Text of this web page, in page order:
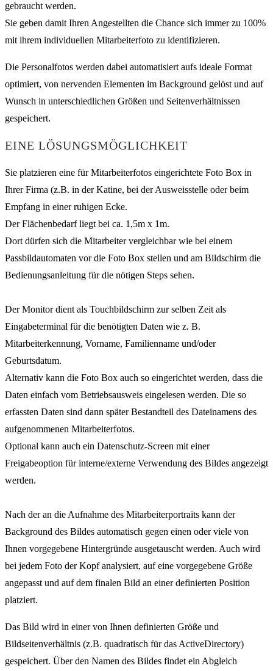
gebraucht werden.
Sie geben damit Ihren Angestellten die Chance sich immer zu 100%
mit ihrem individuellen Mitarbeiterfoto zu identifizieren.
Die Personalfotos werden dabei automatisiert aufs ideale Format
optimiert, von nervenden Elementen im Background gelöst und auf
Wunsch in unterschiedlichen Größen und Seitenverhältnissen
gespeichert.
EINE LÖSUNGSMÖGLICHKEIT
Sie platzieren eine für Mitarbeiterfotos eingerichtete Foto Box in
Ihrer Firma (z.B. in der Katine, bei der Ausweisstelle oder beim
Empfang in einer ruhigen Ecke.
Der Flächenbedarf liegt bei ca. 1,5m x 1m.
Dort dürfen sich die Mitarbeiter vergleichbar wie bei einem
Passbildautomaten vor die Foto Box stellen und am Bildschirm die
Bedienungsanleitung für die nötigen Steps sehen.
Der Monitor dient als Touchbildschirm zur selben Zeit als
Eingabeterminal für die benötigten Daten wie z. B.
Mitarbeiterkennung, Vorname, Familienname und/oder
Geburtsdatum.
Alternativ kann die Foto Box auch so eingerichtet werden, dass die
Daten einfach vom Betriebsausweis eingelesen werden. Die so
erfassten Daten sind dann später Bestandteil des Dateinamens des
aufgenommenen Mitarbeiterfotos.
Optional kann auch ein Datenschutz-Screen mit einer
Freigabeoption für interne/externe Verwendung des Bildes angezeigt
werden.
Nach der an die Aufnahme des Mitarbeiterportraits kann der
Background des Bildes automatisch gegen einen oder viele von
Ihnen vorgegebene Hintergründe ausgetauscht werden. Auch wird
bei jedem Foto der Kopf analysiert, auf eine vorgegebene Größe
angepasst und auf dem finalen Bild an einer definierten Position
platziert.
Das Bild wird in einer von Ihnen definierten Größe und
Bildseitenverhältnis (z.B. quadratisch für das ActiveDirectory)
gespeichert. Über den Namen des Bildes findet ein Abgleich